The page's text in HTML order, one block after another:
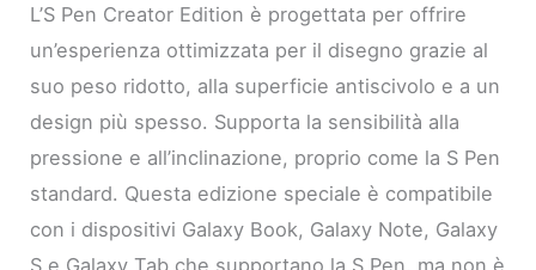
L’S Pen Creator Edition è progettata per offrire
un’esperienza ottimizzata per il disegno grazie al
suo peso ridotto, alla superficie antiscivolo e a un
design più spesso. Supporta la sensibilità alla
pressione e all’inclinazione, proprio come la S Pen
standard. Questa edizione speciale è compatibile
con i dispositivi Galaxy Book, Galaxy Note, Galaxy
S e Galaxy Tab che supportano la S Pen, ma non è